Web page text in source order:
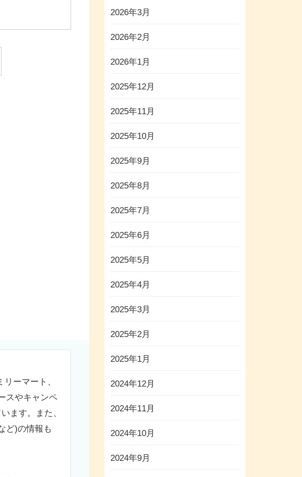
ーマート、
スやキャンペ
ます。また、
ど)の情報も
2026年3月
2026年2月
2026年1月
2025年12月
2025年11月
2025年10月
2025年9月
2025年8月
2025年7月
2025年6月
2025年5月
2025年4月
2025年3月
2025年2月
2025年1月
2024年12月
2024年11月
2024年10月
2024年9月